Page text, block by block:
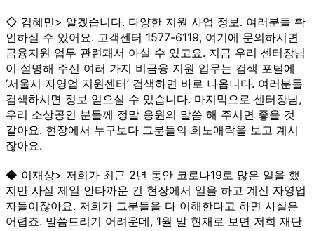
◇ 김혜민> 알겠습니다. 다양한 지원 사업 정보. 여러분들 확
인하실 수 있어요. 고객센터 1577-6119, 여기에 문의하시면
금융지원 업무 관련돼서 아실 수 있고요. 지금 우리 센터장님
이 설명해 주신 여러 가지 비금융 지원 업무는 검색 포털에
‘서울시 자영업 지원센터’ 검색하면 바로 나옵니다. 여러분들
검색하시면 정보 얻으실 수 있습니다. 마지막으로 센터장님,
우리 소상공인 분들께 정말 응원의 말씀 해 주시면 좋을 것
같아요. 현장에서 누구보다 그분들의 희노애락을 보고 계시
잖아요.
◆ 이재상> 저희가 최근 2년 동안 코로나19로 많은 일을 했
지만 사실 제일 안타까운 건 현장에서 일을 하고 계신 자영업
자들이잖아요. 저희가 그분들을 다 이해한다고 하면 사실은
어렵죠. 말씀드리기 어려운데, 1월 말 현재로 보면 저희 재단